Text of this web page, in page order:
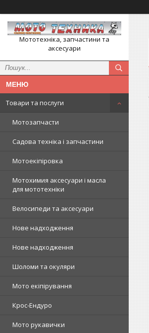
Мототехніка, запчастини та
аксесуари
Товари та послуги
Мотозапчасти
Садова техніка і запчастини
Мотоекіпіровка
Мотохимия аксесуари і масла
для мототехніки
Велосипеди та аксесуари
Нове надходження
Нове надходження
Шоломи та окуляри
Мото екіпірування
Крос-Ендуро
Мото рукавички